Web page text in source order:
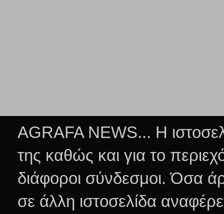
AGRAFA NEWS... Η
της καθώς και για το
διάφοροι σύνδεσμοι.Όσα
σε άλλη ιστοσελίδα